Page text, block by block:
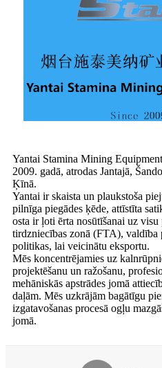
Yantai Stamina Mining
2009. gadā, atrodas Jantajā,
Ķīnā.
Yantai ir skaista un plaukstoša
pilnīga piegādes ķēde, attīstīta
osta ir ļoti ērta nosūtīšanai uz
tirdzniecības zonā (FTA), valdība
politikas, lai veicinātu eksportu.
Mēs koncentrējamies uz
projektēšanu un ražošanu,
mehāniskās apstrādes jomā
daļām. Mēs uzkrājām bagātīgu
izgatavošanas procesā ogļu
jomā.